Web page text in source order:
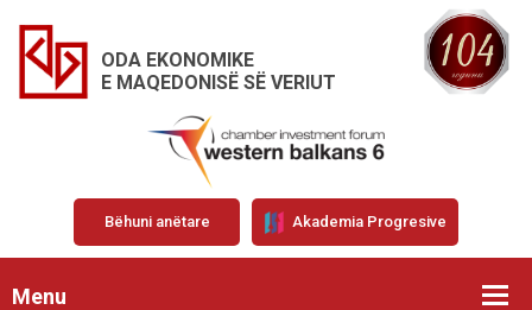
ODA EKONOMIKE
E MAQEDONISË SË VERIUT
Bëhuni anëtare Akademia Progresive
Menu